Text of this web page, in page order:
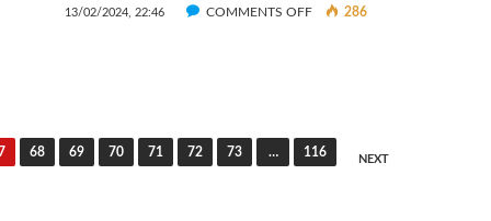
13/02/2024, 22:46 COMMENTS OFFON
TAJNIKA
286
68 69 70 71 72 73 … 116
NEXT